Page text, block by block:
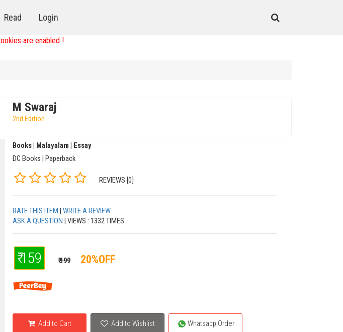
Read Login
are enabled !
M Swaraj
2nd Edition
Books | Malayalam | Essay
DC Books | Paperback
REVIEWS [0]
RATE THIS ITEM
WRITE A REVIEW
ASK A QUESTION
| VIEWS : 1332 TIMES
₹ 159 ₹ 199 20%OFF
Add to Cart Add to Wishlist Whatsapp Order